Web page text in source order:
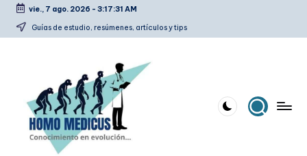
Saltar
vie., 7 ago. 2026 - 3:17:32 AM
Guías de estudio, resúmenes, artículos y tips